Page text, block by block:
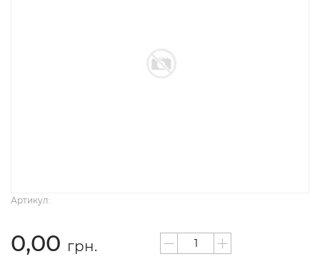
Артикул:
0,00 грн.